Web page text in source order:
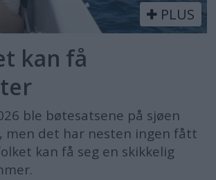
PLUS
kan få
ble bøtesatsene på sjøen
men det har nesten ingen fått
kan få seg en skikkelig